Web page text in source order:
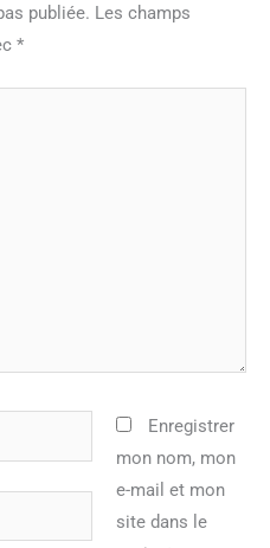
publiée. Les champs
*
Enregistrer
mon nom, mon
e-mail et mon
site dans le